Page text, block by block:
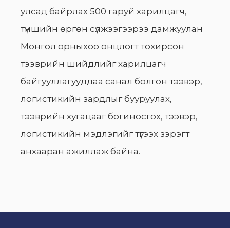
улсад байрлах 500 гаруй харилцагч,
түншийн өргөн сүлжээгээрээ дамжуулан
Монгол орныхоо онцлогт тохирсон
тээврийн шийдлийг харилцагч
байгууллагууддаа санал болгон тээвэр,
логистикийн зардлыг бууруулах,
тээврийн хугацааг богиносгох, тээвэр,
логистикийн мэдлэгийг түгээх зэрэгт
анхааран ажиллаж байна.